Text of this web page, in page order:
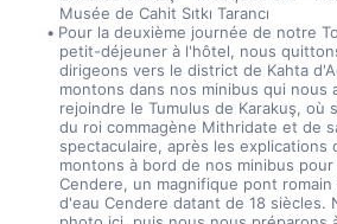
Musée de Cahit Sıtkı Tarancı
Pour la deuxième journée de notre
petit-déjeuner à l'hôtel, nous
dirigeons vers le district de Kahta
montons dans nos minibus qui nous
rejoindre le Tumulus de Karakuş, où
du roi commagène Mithridate et de
spectaculaire, après les explications
montons à bord de nos minibus
Cendere, un magnifique pont
d'eau Cendere datant de 18 siècles.